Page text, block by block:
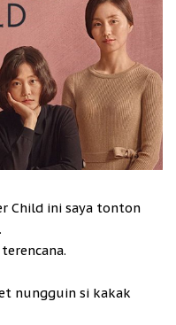
Child ini saya tonton
nungguin si kakak